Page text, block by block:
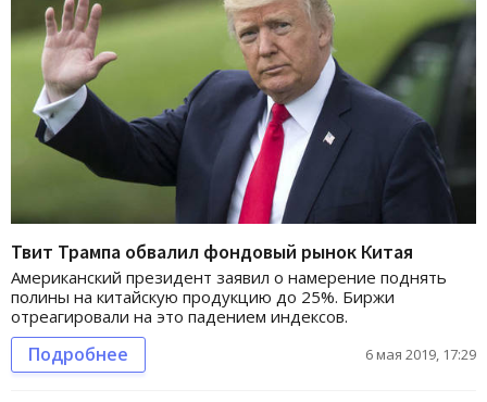
Твит Трампа обвалил фондовый рынок Китая
Американский президент заявил о намерение поднять
полины на китайскую продукцию до 25%. Биржи
отреагировали на это падением индексов.
Подробнее 6 мая 2019, 17:29